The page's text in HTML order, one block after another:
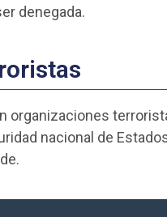
denegada.
organizaciones
nacional de